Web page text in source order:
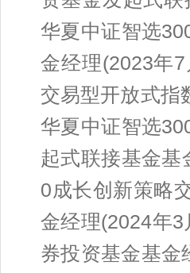
华夏中证智选
金经理(2023年
交易型开放式指
华夏中证智选
起式联接基金基
0成长创新策略
金经理(2024年
券投资基金基金